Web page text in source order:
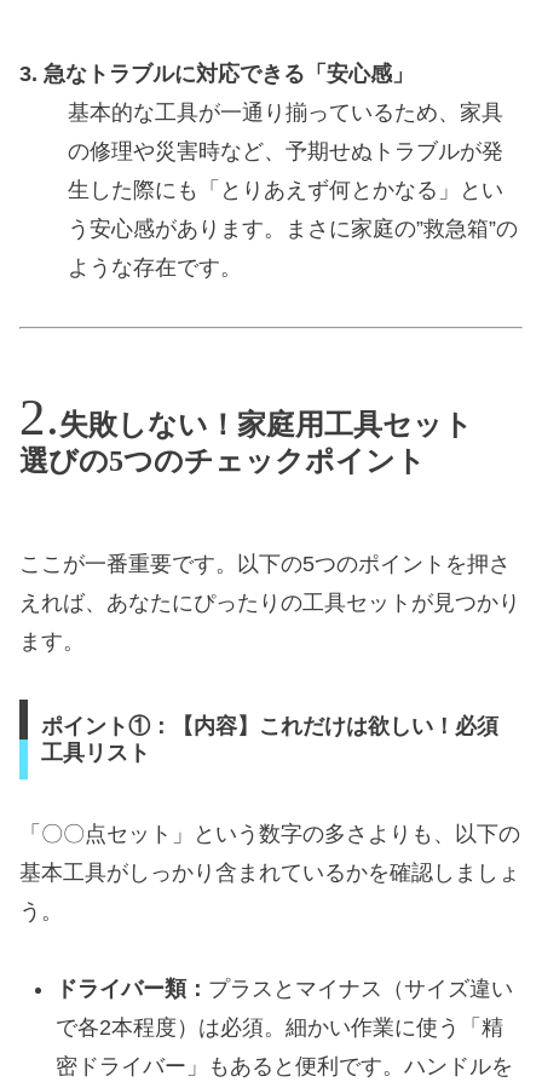
3. 急なトラブルに対応できる「安心感」
基本的な工具が一通り揃っているため、家具
の修理や災害時など、予期せぬトラブルが発
生した際にも「とりあえず何とかなる」とい
う安心感があります。まさに家庭の”救急箱”の
ような存在です。
失敗しない！家庭用工具セット
選びの5つのチェックポイント
ここが一番重要です。以下の5つのポイントを押さ
えれば、あなたにぴったりの工具セットが見つかり
ます。
ポイント①：【内容】これだけは欲しい！必須
工具リスト
「〇〇点セット」という数字の多さよりも、以下の
基本工具がしっかり含まれているかを確認しましょ
う。
ドライバー類： プラスとマイナス（サイズ違い
で各2本程度）は必須。細かい作業に使う「精
密ドライバー」もあると便利です。ハンドルを